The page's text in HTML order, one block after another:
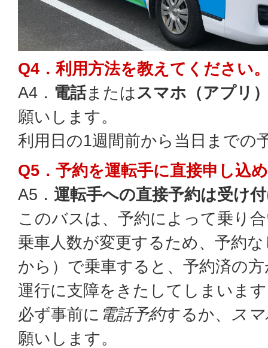
Q4．利用方法を教えてください
A4． 電話またはスマホ（アプリ
願いします。
利用日の1週間前から当日までの
Q5．予約を運転手に直接申し込
A5． 運転手への直接予約は受け
このバスは、予約によって乗り
乗車人数が変更するため、予約
から）で乗車すると、予約済の
運行に支障をきたしてしまいま
必ず事前に 電話予約するか、
ス
願いします。